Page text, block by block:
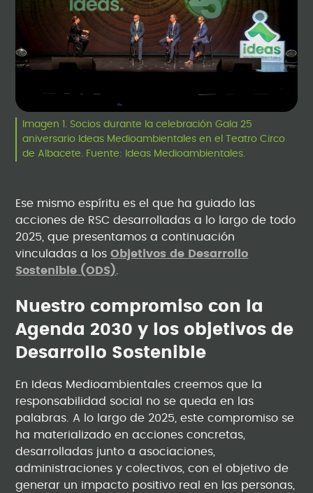
Imagen 1. Socios durante la celebración Gala 25
aniversario Ideas Medioambientales en el Teatro Circo
de Albacete. Fuente: Ideas Medioambientales.
Ese mismo espíritu es el que ha guiado las
acciones de RSC desarrolladas a lo largo de todo
2025, que presentamos a continuación
vinculadas a losObjetivos de Desarrollo
Sostenible (ODS)
Nuestro compromiso con la
Agenda 2030 y los objetivos de
Desarrollo Sostenible
En Ideas Medioambientales creemos que la
responsabilidad social no se queda en las
palabras. A lo largo de 2025, este compromiso se
ha materializado en acciones concretas,
desarrolladas junto a asociaciones,
administraciones y colectivos, con el objetivo de
generar un impacto positivo real en las personas,